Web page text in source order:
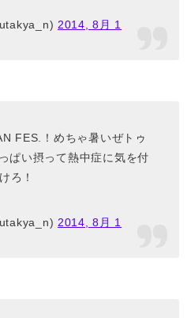
2014, 8月 1
FES.！めちゃ暑いぜトゥ
ぱい摂って熱中症に気を付
けろ！
2014, 8月 1